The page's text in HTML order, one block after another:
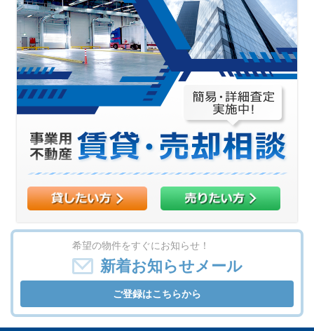
希望の物件をすぐにお知らせ！
新着お知らせメール
ご登録はこちらから